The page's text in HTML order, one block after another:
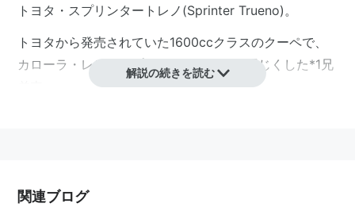
トヨタ・スプリンタートレノ(Sprinter Trueno)。
トヨタから発売されていた1600ccクラスのクーペで、
カローラ・レビンとプラットフォームを同じくした*1 兄
あるため、ファンにはレビン・トレノ(レビトレ)と合わ
せて呼ばれる事が多い。
解説の続きを読む
関連ブログ